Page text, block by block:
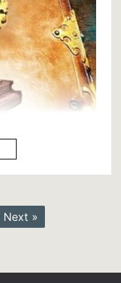
が力を合わせる物語。
Next »